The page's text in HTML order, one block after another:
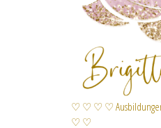
♡ ♡ ♡ ♡
♡ ♡